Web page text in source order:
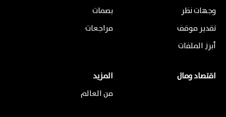
وجهات نظر
تقدير موقف
أبرز الملفات
بصمات
مراجعات
اقتصاد ومال
المزيد
من العالم